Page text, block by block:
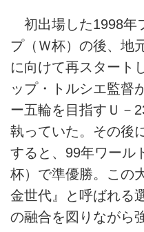
初出場した1998年
プ（Ｗ杯）の後、地
に向けて再スタート
ップ・トルシエ監督
ー五輪を目指すＵ－
執っていた。その後
すると、99年ワール
杯）で準優勝。この
金世代』と呼ばれる
の融合を図りながら